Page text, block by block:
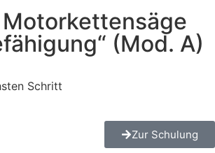
(Mod. A)
Schritt
Zur Schulung